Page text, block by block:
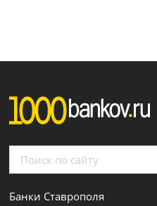
Банки Ставрополя